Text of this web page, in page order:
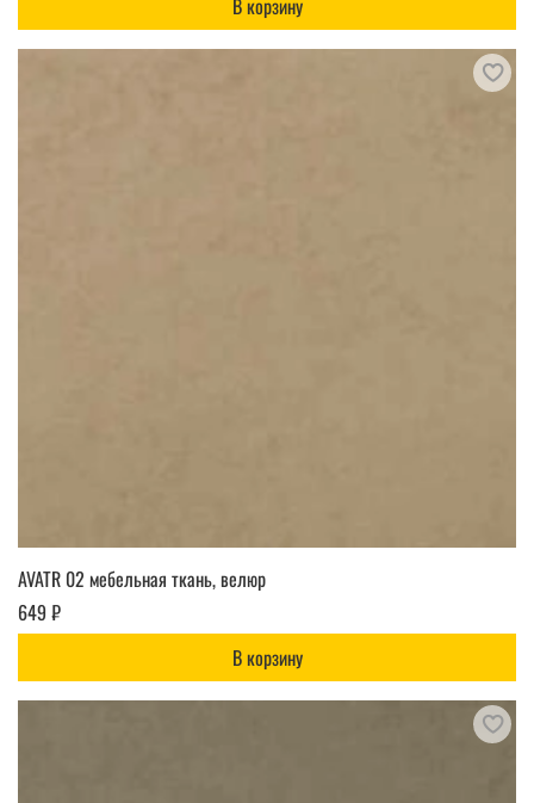
AVATR 02 мебельная ткань, велюр
649 ₽
В корзину